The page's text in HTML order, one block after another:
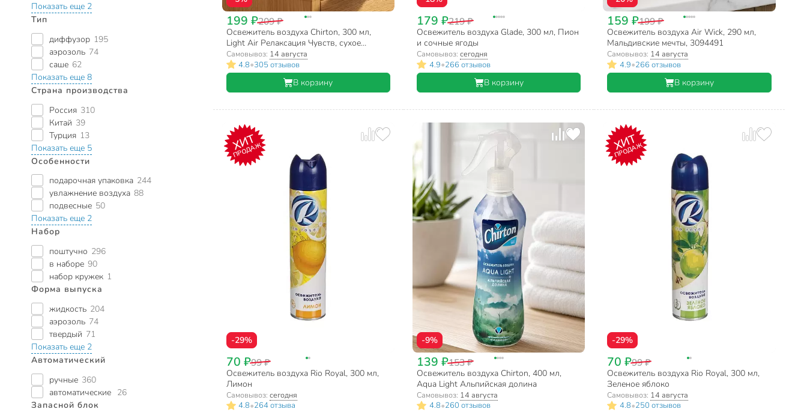
Показать еще 2
Тип
диффузор 195
аэрозоль 74
саше 62
Показать еще 8
Страна производства
Россия 310
Китай 39
Турция 13
Показать еще 5
Особенности
подарочная упаковка 244
увлажнение воздуха 88
подвесные 50
Показать еще 2
Набор
поштучно 296
в наборе 90
набор кружек 1
Форма выпуска
жидкость 204
аэрозоль 74
твердый 71
Показать еще 2
Автоматический
ручные 360
автоматические 26
Запасной блок
199 ₽209 ₽
Освежитель воздуха Chirton, 300 мл,
Light Air Релаксация Чувств, сухое
распыление
Самовывоз: 14 августа
4.8•305 отзывов
В корзину
179 ₽219 ₽
Освежитель воздуха Glade, 300 мл, Пион
и сочные ягоды
Самовывоз: сегодня
4.9•266 отзывов
В корзину
159 ₽199 ₽
Освежитель воздуха Air Wick, 290 мл,
Мальдивские мечты, 3094491
Самовывоз: 14 августа
4.9•266 отзывов
В корзину
ХИТ
ПРОДАЖ
-29%
70 ₽99 ₽
Освежитель воздуха Rio Royal, 300 мл,
Лимон
Самовывоз: сегодня
4.8•264 отзыва
-9%
139 ₽153 ₽
Освежитель воздуха Chirton, 400 мл,
Aqua Light Альпийская долина
Самовывоз: 14 августа
4.8•260 отзывов
ХИТ
ПРОДАЖ
-29%
70 ₽99 ₽
Освежитель воздуха Rio Royal, 300 мл,
Зеленое яблоко
Самовывоз: 14 августа
4.8•250 отзывов